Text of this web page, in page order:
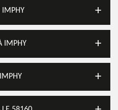
IMPHY
IMPHY